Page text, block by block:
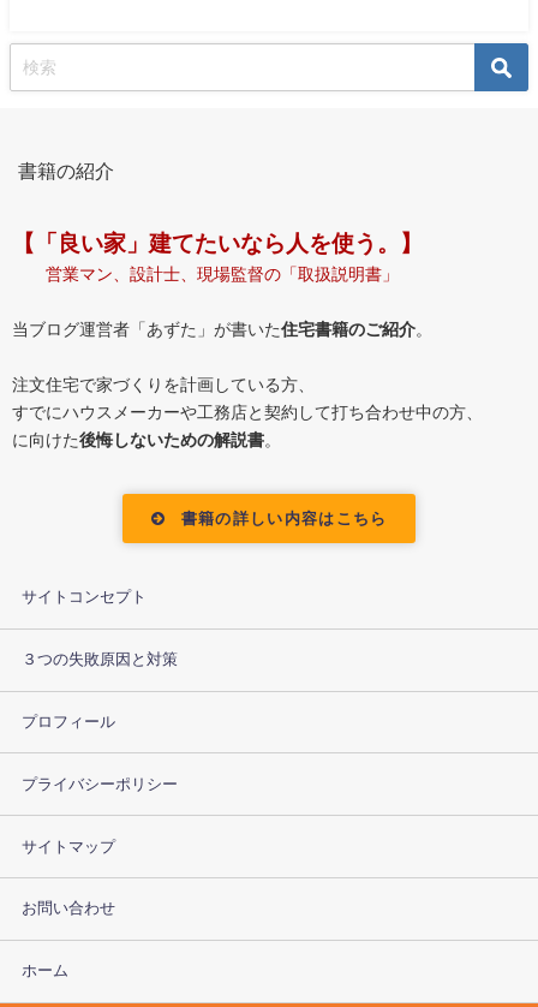
書籍の紹介
【「良い家」建てたいなら人を使う。】
営業マン、設計士、現場監督の「取扱説明書」
当ブログ運営者「あずた」が書いた住宅書籍のご紹介。
注文住宅で家づくりを計画している方、
すでにハウスメーカーや工務店と契約して打ち合わせ中の方、
に向けた後悔しないための解説書。
書籍の詳しい内容はこちら
サイトコンセプト
３つの失敗原因と対策
プロフィール
プライバシーポリシー
サイトマップ
お問い合わせ
ホーム